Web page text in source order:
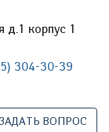
д.1 корпус 1
304-30-39
ЗАДАТЬ ВОПРОС